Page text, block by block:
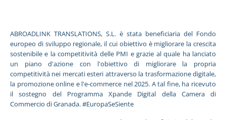
ABROADLINK TRANSLATIONS, S.L. è stata beneficiaria del Fondo
europeo di sviluppo regionale, il cui obiettivo è migliorare la crescita
sostenibile e la competitività delle PMI e grazie al quale ha lanciato
un piano d'azione con l'obiettivo di migliorare la propria
competitività nei mercati esteri attraverso la trasformazione digitale,
la promozione online e l'e-commerce nel 2025. A tal fine, ha ricevuto
il sostegno del Programma Xpande Digital della Camera di
Commercio di Granada. #EuropaSeSiente